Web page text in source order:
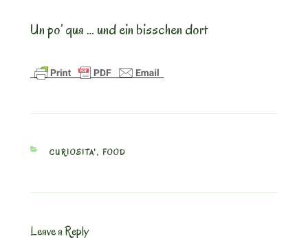
Un po’ qua … und ein bisschen dort
CATEGORIES
CURIOSITA', FOOD
Leave a Reply